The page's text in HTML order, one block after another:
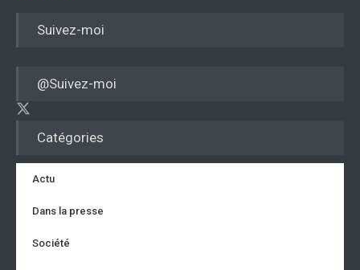
Catégories
Actu
Dans la presse
Société
Suivez-moi
@Suivez-moi